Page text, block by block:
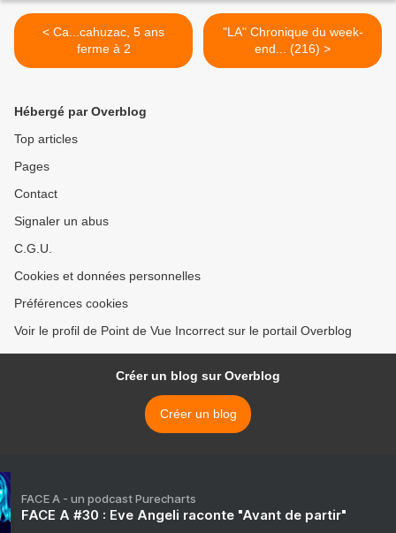
< Ca...cahuzac, 5 ans
ferme à 2
"LA" Chronique du week-
end... (216) >
Hébergé par Overblog
Top articles
Pages
Contact
Signaler un abus
C.G.U.
Cookies et données personnelles
Préférences cookies
Voir le profil de Point de Vue Incorrect sur le portail Overblog
Créer un blog sur Overblog
Créer un blog
FACE A - un podcast Purecharts
FACE A #30 : Eve Angeli raconte "Avant de partir"